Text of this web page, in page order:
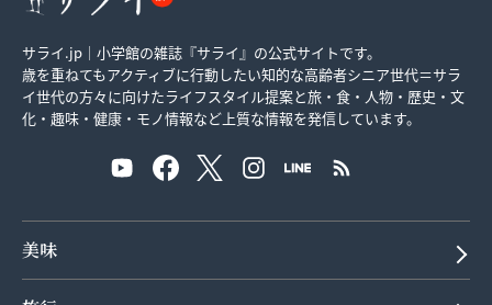
サライ.jp｜小学館の雑誌『サライ』の公式サイトです。
歳を重ねてもアクティブに行動したい知的な高齢者シニア世代＝サラ
イ世代の方々に向けたライフスタイル提案と旅・食・人物・歴史・文
化・趣味・健康・モノ情報など上質な情報を発信しています。
美味